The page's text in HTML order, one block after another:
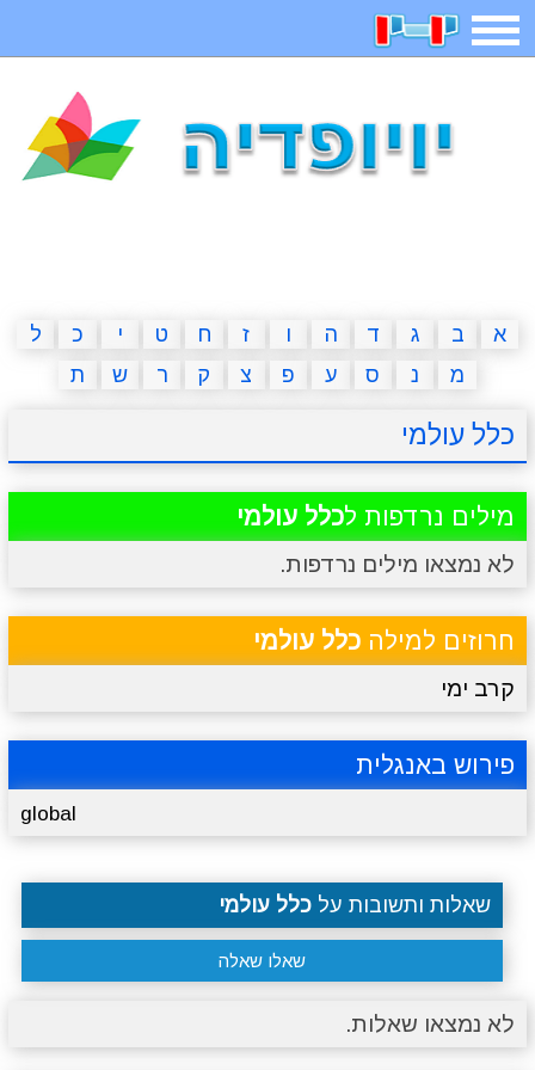
תפריט
איש תלוי מדריכים פוקימון גו מצא הבדלים
יצירה משחקי בנות אשליות חדשות
א ב ג ד ה ו ז ח ט י כ
ל
מ
נ ס ע פ צ ק ר ש ת
כלל עולמי
מילים נרדפות לכלל עולמי
לא נמצאו מילים נרדפות.
חרוזים למילה כלל עולמי
קרב ימי
פירוש באנגלית
global
שאלות ותשובות על כלל עולמי
שאלו שאלה
לא נמצאו שאלות.